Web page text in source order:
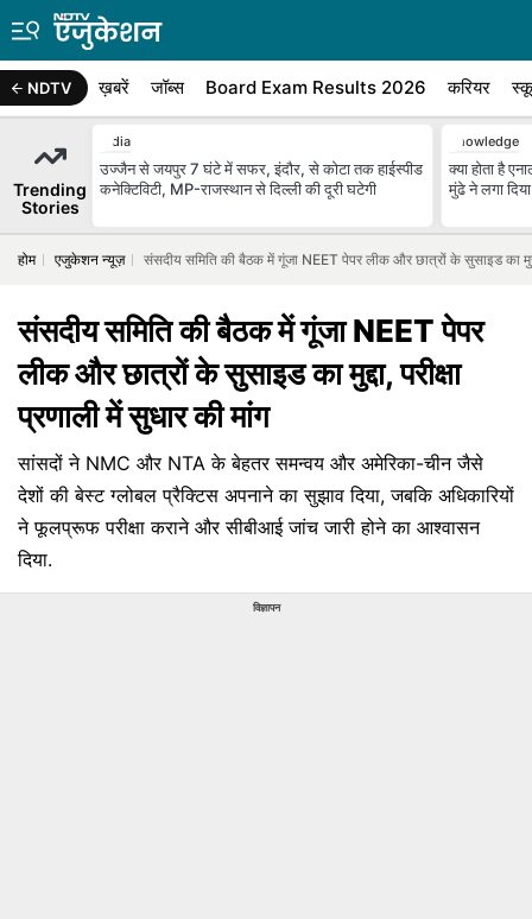
NDTV ख़बरें जॉब्स Board Exam Results 2026 करियर
Trending
Stories
India
उज्जैन से जयपुर 7 घंटे में सफर, इंदौर, से कोटा तक हाईस्पीड
कनेक्टिविटी, MP-राजस्थान से दिल्ली की दूरी घटेगी
Knowledge
क्या होता है
मुंढे ने लगा
होम एजुकेशन न्यूज़ संसदीय समिति की बैठक में गूंजा NEET पेपर लीक और छात्रों के सुसाइड का
संसदीय समिति की बैठक में गूंजा NEET पेपर
लीक और छात्रों के सुसाइड का मुद्दा, परीक्षा
प्रणाली में सुधार की मांग
सांसदों ने NMC और NTA के बेहतर समन्वय और अमेरिका-चीन जैसे
देशों की बेस्ट ग्लोबल प्रैक्टिस अपनाने का सुझाव दिया, जबकि अधिकारियों
ने फूलप्रूफ परीक्षा कराने और सीबीआई जांच जारी होने का आश्वासन
दिया.
विज्ञापन